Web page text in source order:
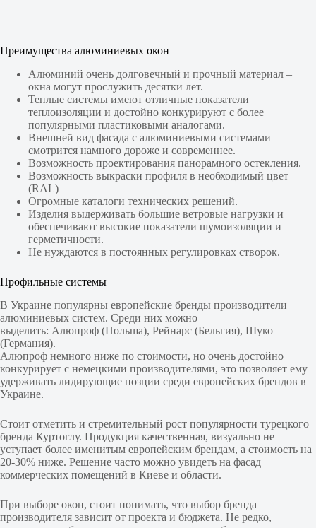
Преимущества алюминиевых окон
Алюминий очень долговечный и прочный материал –
окна могут прослужить десятки лет.
Теплые системы имеют отличные показатели
теплоизоляции и достойно конкурируют с более
популярными пластиковыми аналогами.
Внешней вид фасада с алюминиевыми системами
смотрится намного дороже и современнее.
Возможность проектирования панорамного остекления.
Возможность выкраски профиля в необходимый цвет
(RAL)
Огромные каталоги технических решений.
Изделия выдерживать большие ветровые нагрузки и
обеспечивают высокие показатели шумоизоляции и
герметичности.
Не нуждаются в постоянных регулировках створок.
Профильные системы
В Украине популярны европейские бренды производители
алюминиевых систем. Среди них можно
выделить: Алюпроф (Польша), Рейнарс (Бельгия), Шуко
(Германия).
Алюпроф немного ниже по стоимости, но очень достойно
конкурирует с немецкими производителями, это позволяет ему
удерживать лидирующие позции среди европейских брендов в
Украине.
Стоит отметить и стремительный рост популярности турецкого
бренда Куртоглу. Продукция качественная, визуально не
уступает более именитым европейским брендам, а стоимость на
20-30% ниже. Решение часто можно увидеть на фасад
коммерческих помещений в Киеве и области.
При выборе окон, стоит понимать, что выбор бренда
производителя зависит от проекта и бюджета. Не редко,